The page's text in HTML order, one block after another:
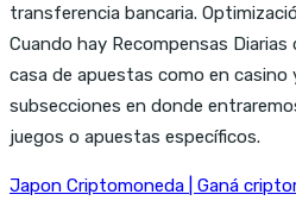
transferencia bancaria.
Cuando hay Recompensas
casa de apuestas como en casino
subsecciones en donde
juegos o apuestas específicos.
Japon Criptomoneda | Ganá